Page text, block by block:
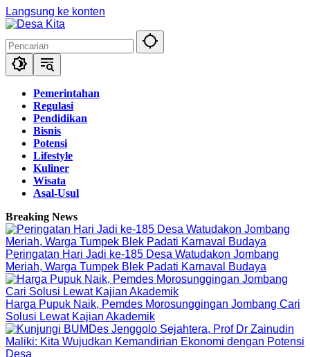
Langsung ke konten
Pemerintahan
Regulasi
Pendidikan
Bisnis
Potensi
Lifestyle
Kuliner
Wisata
Asal-Usul
Breaking News
Peringatan Hari Jadi ke-185 Desa Watudakon Jombang
Meriah, Warga Tumpek Blek Padati Karnaval Budaya
Harga Pupuk Naik, Pemdes Morosunggingan Jombang Cari
Solusi Lewat Kajian Akademik